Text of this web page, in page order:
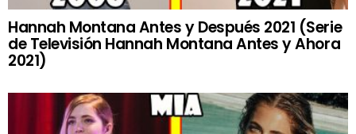
Hannah Montana Antes y Después 2021 (Serie
de Televisión Hannah Montana Antes y Ahora
2021)